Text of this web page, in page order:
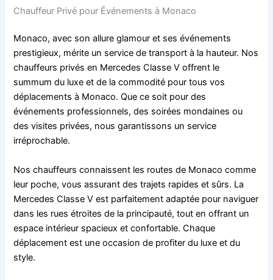
Chauffeur Privé pour Événements à Monaco
Monaco, avec son allure glamour et ses événements
prestigieux, mérite un service de transport à la hauteur. Nos
chauffeurs privés en Mercedes Classe V offrent le
summum du luxe et de la commodité pour tous vos
déplacements à Monaco. Que ce soit pour des
événements professionnels, des soirées mondaines ou
des visites privées, nous garantissons un service
irréprochable.
Nos chauffeurs connaissent les routes de Monaco comme
leur poche, vous assurant des trajets rapides et sûrs. La
Mercedes Classe V est parfaitement adaptée pour naviguer
dans les rues étroites de la principauté, tout en offrant un
espace intérieur spacieux et confortable. Chaque
déplacement est une occasion de profiter du luxe et du
style.